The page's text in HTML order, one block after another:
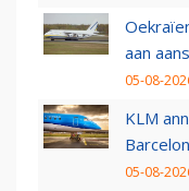
aan
05-08-
KLM
05-08-